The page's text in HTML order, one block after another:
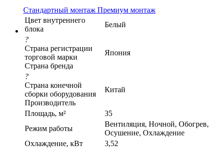
Стандартный монтаж Премиум монтаж
Цвет внутреннего
блока
Белый
?
Страна регистрации
торговой марки
Страна бренда
Япония
?
Страна конечной
сборки оборудования
Производитель
Китай
Площадь, м²
35
Режим работы
Вентиляция, Ночной, Обогрев,
Осушение, Охлаждение
Охлаждение, кВт
3,52